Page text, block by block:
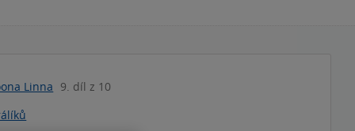
Linna 9. díl z 10